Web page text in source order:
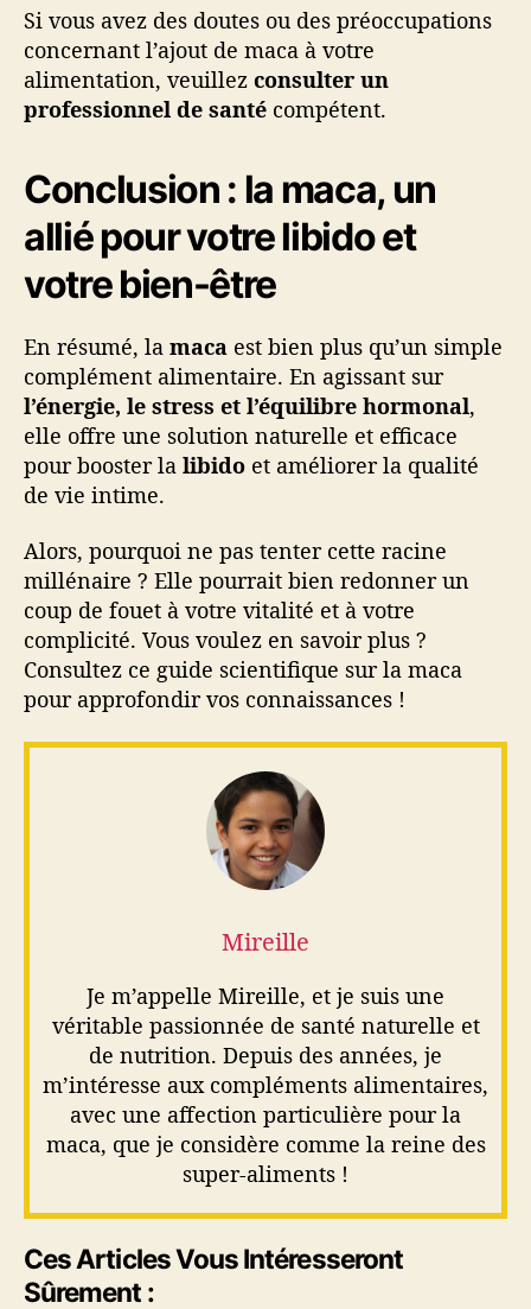
Si vous avez des doutes ou des préoccupations
concernant l’ajout de maca à votre
alimentation, veuillez consulter un
professionnel de santé compétent.
Conclusion : la maca, un
allié pour votre libido et
votre bien-être
En résumé, la maca est bien plus qu’un simple
complément alimentaire. En agissant sur
l’énergie, le stress et l’équilibre hormonal,
elle offre une solution naturelle et efficace
pour booster la libido et améliorer la qualité
de vie intime.
Alors, pourquoi ne pas tenter cette racine
millénaire ? Elle pourrait bien redonner un
coup de fouet à votre vitalité et à votre
complicité. Vous voulez en savoir plus ?
Consultez ce guide scientifique sur la maca
pour approfondir vos connaissances !
Mireille
Je m’appelle Mireille, et je suis une
véritable passionnée de santé naturelle et
de nutrition. Depuis des années, je
m’intéresse aux compléments alimentaires,
avec une affection particulière pour la
maca, que je considère comme la reine des
super-aliments !
Ces Articles Vous Intéresseront
Sûrement :